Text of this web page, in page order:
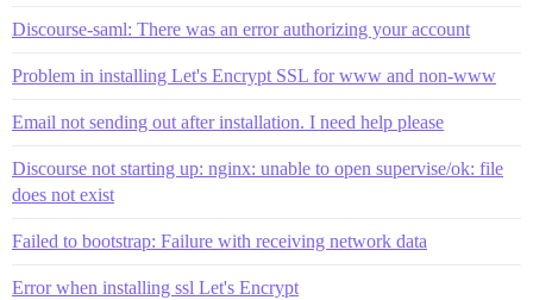
Discourse-saml: There was an error authorizing your account
Problem in installing Let's Encrypt SSL for www and non-www
Email not sending out after installation. I need help please
Discourse not starting up: nginx: unable to open supervise/ok: file
does not exist
Failed to bootstrap: Failure with receiving network data
Error when installing ssl Let's Encrypt